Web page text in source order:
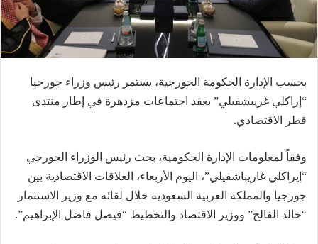
بحسب الإدارة الحكومة الجورجية، يستمر رئيس وزراء جورجيا
“إراكلي غريبشفيلي” بعقد اجتماعات مزدهرة في إطار منتدى
قطر الاقتصادي.
وفقاً لمعلومات الإدارة الحكومية، بحث رئيس الوزراء الجورجي
“إيراكلي غاريباشفيلي”، اليوم الأربعاء، العلاقات الاقتصادية بين
جورجيا والمملكة العربية السعودية خلال لقائه مع وزير الاستثمار
“خالد الفالح” ووزير الاقتصاد والتخطيط “فيصل فاضل الإبراهيم”.